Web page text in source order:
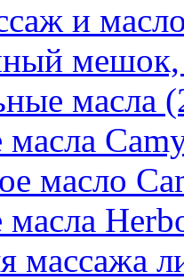
и
масла
масло
массажа